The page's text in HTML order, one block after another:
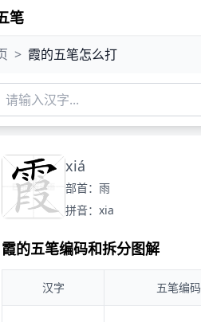
笔
> 霞的五笔怎么打
xiá
部首：雨
拼音：xia
霞的五笔编码和拆分图解
汉字 五笔编码